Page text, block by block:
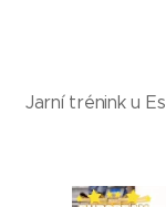
Jarní trénink u